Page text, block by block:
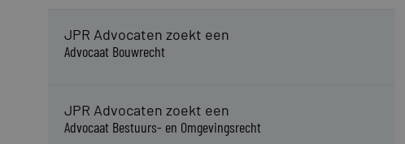
JPR Advocaten zoekt een
Advocaat Bouwrecht
JPR Advocaten zoekt een
Advocaat Bestuurs- en Omgevingsrecht